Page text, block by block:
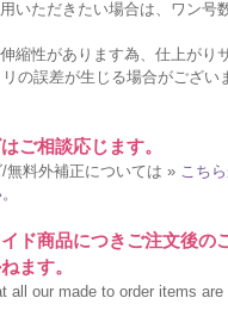
いただきたい場合は、ワン号
縮性があります為、仕上がり
の誤差が生じる場合がござい
ご相談応じます。
料外補正については » こち
ド商品につきご注文後の
ます。
all our made to order items